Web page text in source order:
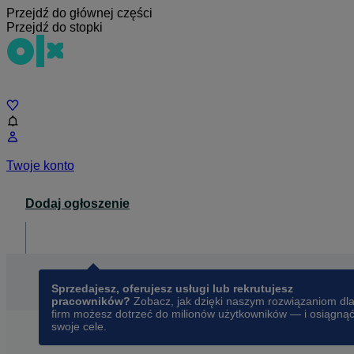
Przejdź do głównej części
Przejdź do stopki
Twoje konto
Dodaj ogłoszenie
Sprzedajesz, oferujesz usługi lub rekrutujesz
pracowników? Zobacz, jak dzięki naszym rozwiązaniom dla
firm możesz dotrzeć do milionów użytkowników — i osiągnąć
swoje cele.